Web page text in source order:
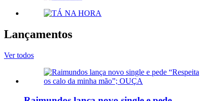
Lançamentos
Ver todos